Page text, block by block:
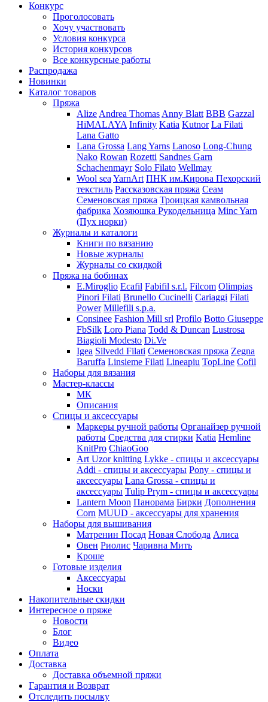
Конкурс
Проголосовать
Хочу участвовать
Условия конкурса
История конкурсов
Все конкурсные работы
Распродажа
Новинки
Каталог товаров
Пряжа
Alize Andrea Thomas Anny Blatt BBB Gazzal
HiMALAYA Infinity Katia Kutnor La Filati
Lana Gatto
Lana Grossa Lang Yarns Lanoso Long-Chung
Nako Rowan Rozetti Sandnes Garn
Schachenmayr Solo Filato Wellmay
Wool sea YarnArt ПНК им.Кирова Пехорский
текстиль Рассказовская пряжа Сеам
Семеновская пряжа Троицкая камвольная
фабрика Хозяюшка Рукодельница Minc Yarn
(Пух норки)
Журналы и каталоги
Книги по вязанию
Новые журналы
Журналы со скидкой
Пряжа на бобинах
E.Miroglio Ecafil Fabifil s.r.l. Filcom Olimpias
Pinori Filati Brunello Cucinelli Cariaggi Filati
Power Millefili s.p.a.
Consinee Fashion Mill srl Profilo Botto Giuseppe
FbSilk Loro Piana Todd & Duncan Lustrosa
Biagioli Modesto Di.Ve
Igea Silvedd Filati Семеновская пряжа Zegna
Baruffa Linsieme Filati Lineapiu TopLine Cofil
Наборы для вязания
Мастер-классы
МК
Описания
Спицы и аксессуары
Маркеры ручной работы Органайзер ручной
работы Средства для стирки Katia Hemline
KnitPro ChiaoGoo
Art Uzor knitting Lykke - спицы и аксессуары
Addi - спицы и аксессуары Pony - спицы и
аксессуары Lana Grossa - спицы и
аксессуары Tulip Prym - спицы и аксессуары
Lantern Moon Панорама Бирки Дополнения
Corn MUUD - аксессуары для хранения
Наборы для вышивания
Матренин Посад Новая Слобода Алиса
Овен Риолис Чаривна Мить
Кроше
Готовые изделия
Аксессуары
Носки
Накопительные скидки
Интересное о пряже
Новости
Блог
Видео
Оплата
Доставка
Доставка объемной пряжи
Гарантия и Возврат
Отследить посылку